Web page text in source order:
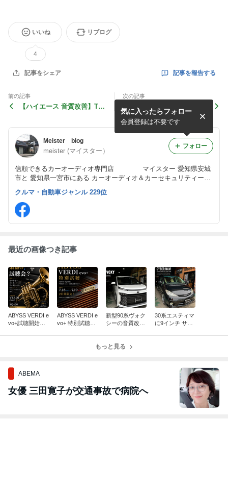
いいね
4
リブログ
記事をシェア 記事を報告する
前の記事
【ハイエース 音質改善】TS-
システ
次の記事
ジムニーのスピーカー交換で
音質改善｜FOCAL専用キッ
ト×アルパインDSP調整施工
【安城】
Meister blog
meister (マイスター）
信頼できるカーオーディオ専門店 マイスター 愛知県安城
市と 愛知県一宮市にある カーオーディオ＆カーセキュリティーの
気に入ったらフォロー
会員登録は不要です
フォロー
クルマ・自動車ジャンル 229位
最近の画像つき記事
ABYSS VERDI e
vo+試聴開始｜
ABYSS VERDI e
vo+ 特別試聴！
新型90系ヴォク
シーの音質改
いDSP調整の秘
30系エスティマ
に9インチ サイ
もっと見る
ABEMA
女優 三田寛子が交通事故で病院へ